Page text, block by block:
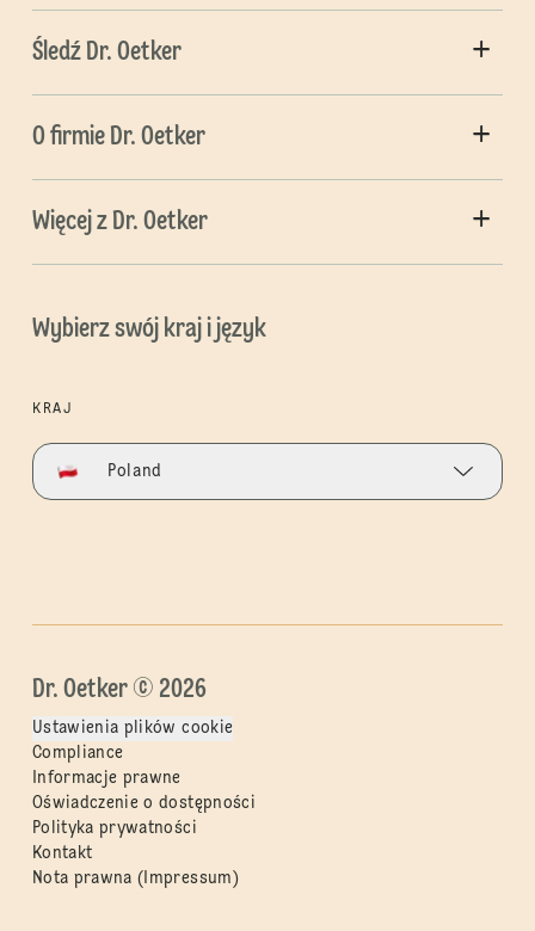
Śledź Dr. Oetker
O firmie Dr. Oetker
Więcej z Dr. Oetker
Wybierz swój kraj i język
KRAJ
Poland
Dr. Oetker © 2026
Ustawienia plików cookie
Compliance
Informacje prawne
Oświadczenie o dostępności
Polityka prywatności
Kontakt
Nota prawna (Impressum)